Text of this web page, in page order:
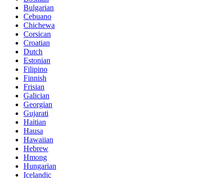
Bulgarian
Cebuano
Chichewa
Corsican
Croatian
Dutch
Estonian
Filipino
Finnish
Frisian
Galician
Georgian
Gujarati
Haitian
Hausa
Hawaiian
Hebrew
Hmong
Hungarian
Icelandic